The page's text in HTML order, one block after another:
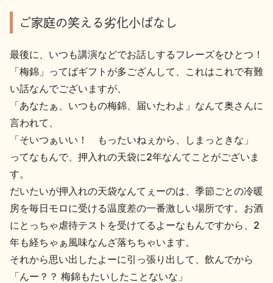
ご家庭の笑える劣化小ばなし
最後に、いつも講演などでお話しするフレーズをひとつ！
「梅錦」ってばギフトが多ござんして、これはこれで有難
い話なんでございますが、
「あなたぁ、いつもの梅錦、届いたわよ」なんて奥さんに
言われて、
「そいつぁいい！ もったいねぇから、しまっときな」
ってなもんで、押入れの天袋に2年なんてことがございま
す。
だいたいが押入れの天袋なんてぇーのは、季節ごとの冷暖
房を毎日モロに受ける温度差の一番激しい場所です。お酒
にとっちゃ虐待テストを受けてるよーなもんですから、2
年も経ちゃぁ風味なんざ落ちちゃいます。
それから思い出したよーに引っ張り出して、飲んでから
「んー？？ 梅錦もたいしたことないな」